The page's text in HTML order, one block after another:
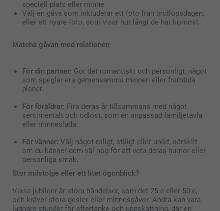
speciell plats eller minne
Välj en gåva som inkluderar ett foto från bröllopsdagen,
eller ett nyare foto, som visar hur långt de har kommit
Matcha gåvan med relationen
För din partner: Gör det romantiskt och personligt, något
som speglar era gemensamma minnen eller framtida
planer.
För föräldrar: Fira deras år tillsammans med något
sentimentalt och tidlöst, som en anpassad familjetavla
eller minneslåda.
För vänner: Välj något roligt, stiligt eller unikt, särskilt
om du känner dem väl nog för att veta deras humor eller
personliga smak.
Stor milstolpe eller ett litet ögonblick?
Vissa jubileer är stora händelser, som det 25:e eller 50:e,
och kräver stora gester eller minnesgåvor. Andra kan vara
lugnare stunder för eftertanke och uppskattning, där en